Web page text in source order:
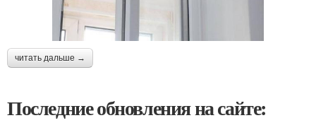
читать дальше →
Последние обновления на сайте: